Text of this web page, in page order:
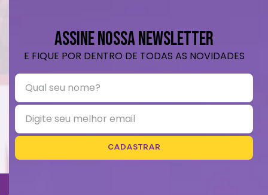
ASSINE NOSSA NEWSLETTER
E FIQUE POR DENTRO DE TODAS AS NOVIDADES
CADASTRAR